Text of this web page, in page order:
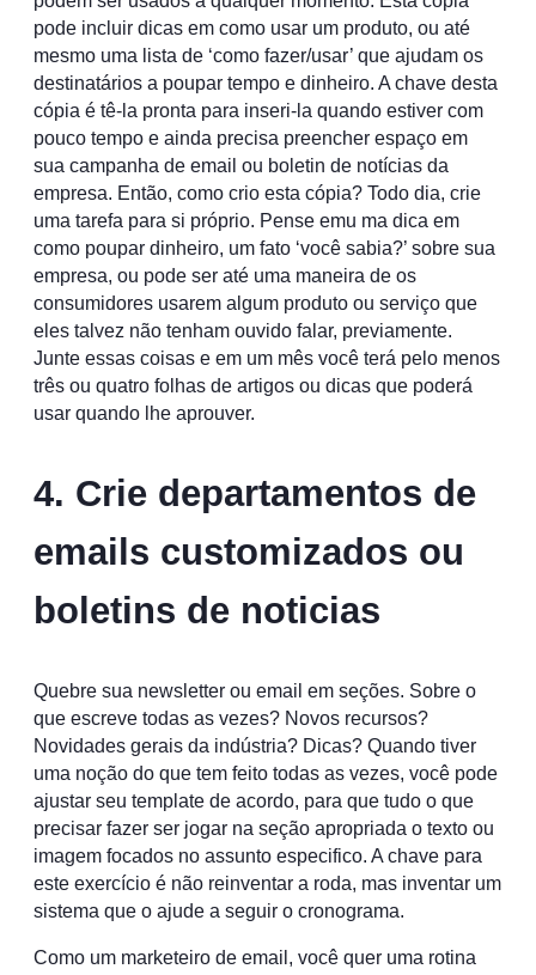
pode incluir dicas em como usar um produto, ou até
mesmo uma lista de ‘como fazer/usar’ que ajudam os
destinatários a poupar tempo e dinheiro. A chave desta
cópia é tê-la pronta para inseri-la quando estiver com
pouco tempo e ainda precisa preencher espaço em
sua campanha de email ou boletin de notícias da
empresa. Então, como crio esta cópia? Todo dia, crie
uma tarefa para si próprio. Pense emu ma dica em
como poupar dinheiro, um fato ‘você sabia?’ sobre sua
empresa, ou pode ser até uma maneira de os
consumidores usarem algum produto ou serviço que
eles talvez não tenham ouvido falar, previamente.
Junte essas coisas e em um mês você terá pelo menos
três ou quatro folhas de artigos ou dicas que poderá
usar quando lhe aprouver.
4. Crie departamentos de
emails customizados ou
boletins de noticias
Quebre sua newsletter ou email em seções. Sobre o
que escreve todas as vezes? Novos recursos?
Novidades gerais da indústria? Dicas? Quando tiver
uma noção do que tem feito todas as vezes, você pode
ajustar seu template de acordo, para que tudo o que
precisar fazer ser jogar na seção apropriada o texto ou
imagem focados no assunto especifico. A chave para
este exercício é não reinventar a roda, mas inventar um
sistema que o ajude a seguir o cronograma.
Como um marketeiro de email, você quer uma rotina